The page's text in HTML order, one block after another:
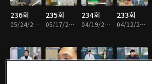
236회
05/24/2026 • 49분
235회
05/17/2026 • 48분
234회
04/19/2026 • 48분
233회
04/12/2026 • 48분